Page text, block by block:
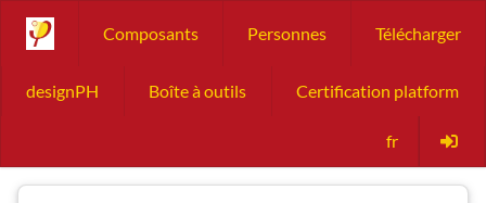
Composants Personnes Télécharger
designPH Boîte à outils Certification platform
fr